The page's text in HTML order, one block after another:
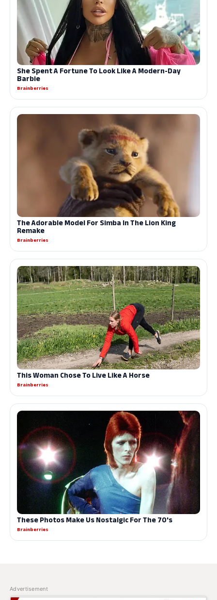
Advertisement